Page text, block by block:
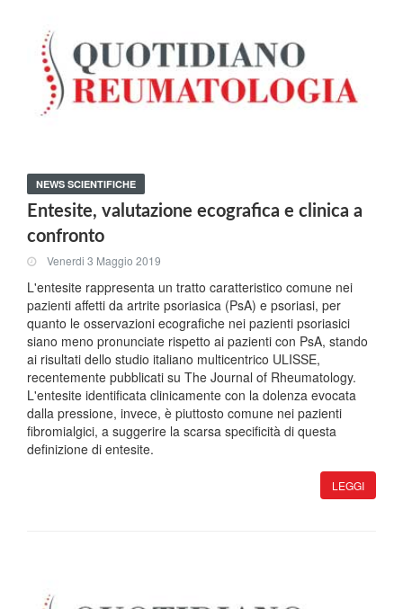
NEWS SCIENTIFICHE
Entesite, valutazione ecografica e clinica a
confronto
Venerdi 3 Maggio 2019
L'entesite rappresenta un tratto caratteristico comune nei
pazienti affetti da artrite psoriasica (PsA) e psoriasi, per
quanto le osservazioni ecografiche nei pazienti psoriasici
siano meno pronunciate rispetto ai pazienti con PsA, stando
ai risultati dello studio italiano multicentrico ULISSE,
recentemente pubblicati su The Journal of Rheumatology.
L'entesite identificata clinicamente con la dolenza evocata
dalla pressione, invece, è piuttosto comune nei pazienti
fibromialgici, a suggerire la scarsa specificità di questa
definizione di entesite.
LEGGI